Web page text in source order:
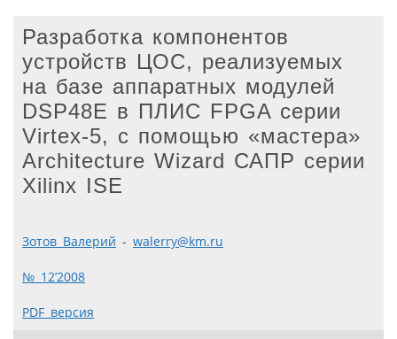
Разработка компонентов
устройств ЦОС, реализуемых
на базе аппаратных модулей
DSP48E в ПЛИС FPGA серии
Virtex-5, с помощью «мастера»
Architecture Wizard САПР серии
Xilinx ISE
Зотов Валерий - walerry@km.ru
№ 12’2008
PDF версия